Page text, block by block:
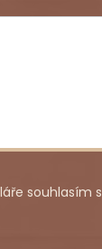
souhlasím s